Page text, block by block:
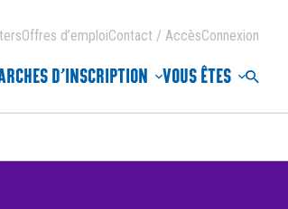
D’INSCRIPTION VOUS ÊTES
Offres d’emploiContact / AccèsConnexion